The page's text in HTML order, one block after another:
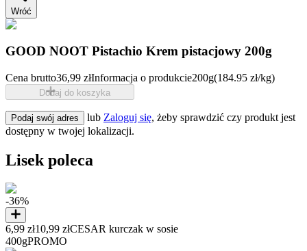
Wróć
GOOD NOOT Pistachio Krem pistacjowy 200g
Cena brutto36,99 złInformacja o produkcie200g(184.95 zł/kg)
Dodaj do koszyka
Podaj swój adres lub Zaloguj się, żeby sprawdzić czy produkt jest
dostępny w twojej lokalizacji.
Lisek poleca
-36%
6,99 zł10,99 złCESAR kurczak w sosie
400gPROMO